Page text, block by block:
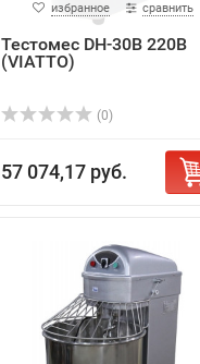
избранное сравнить
Тестомес DH-30B 220В
(VIATTO)
(0)
57 074,17 руб.